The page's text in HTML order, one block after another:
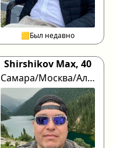
🟨Был недавно
Shirshikov Max, 40
Самара/Москва/Алматы